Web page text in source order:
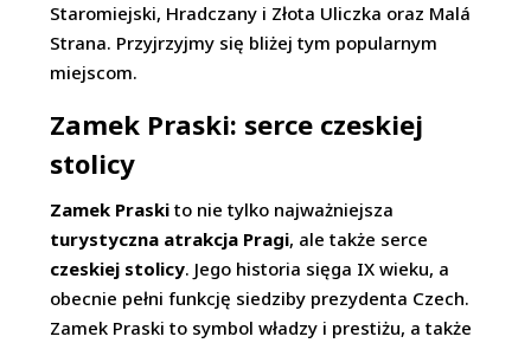
Staromiejski, Hradczany i Złota Uliczka oraz Malá
Strana. Przyjrzyjmy się bliżej tym popularnym
miejscom.
Zamek Praski: serce czeskiej
stolicy
Zamek Praski to nie tylko najważniejsza
turystyczna atrakcja Pragi, ale także serce
czeskiej stolicy. Jego historia sięga IX wieku, a
obecnie pełni funkcję siedziby prezydenta Czech.
Zamek Praski to symbol władzy i prestiżu, a także